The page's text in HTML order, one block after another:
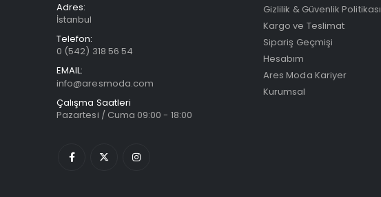
Adres:
İstanbul
Telefon:
0 (542) 318 56 54
EMAIL:
info@aresmoda.com
Çalışma Saatleri
Pazartesi / Cuma 09:00 - 18:00
Gizlilik & Güvenlik Politikası
Kargo ve Teslimat
Sipariş Geçmişi
Hesabım
Ares Moda Kariyer
Kurumsal